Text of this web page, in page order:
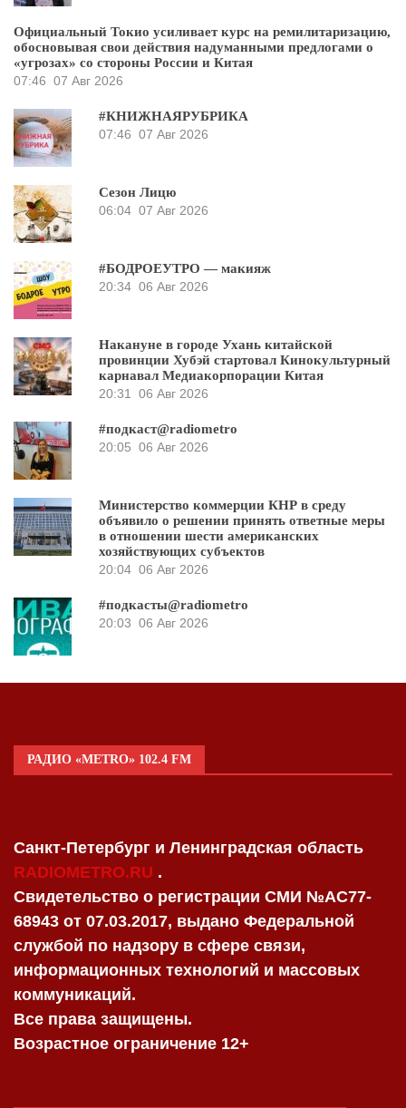
Официальный Токио усиливает курс на ремилитаризацию,
обосновывая свои действия надуманными предлогами о
«угрозах» со стороны России и Китая
07:46 07 Авг 2026
#КНИЖНАЯРУБРИКА
07:46 07 Авг 2026
Сезон Лицю
06:04 07 Авг 2026
#БОДРОЕУТРО — макияж
20:34 06 Авг 2026
Накануне в городе Ухань китайской
провинции Хубэй стартовал Кинокультурный
карнавал Медиакорпорации Китая
20:31
06 Авг 2026
#подкаст@radiometro
20:05 06 Авг 2026
Министерство коммерции КНР в среду
объявило о решении принять ответные меры
в отношении шести американских
хозяйствующих субъектов
20:04 06 Авг 2026
#подкасты@radiometro
20:03 06 Авг 2026
РАДИО «METRO» 102.4 FM
Санкт-Петербург и Ленинградская область
RADIOMETRO.RU .
Свидетельство о регистрации СМИ №AC77-
68943 от 07.03.2017, выдано Федеральной
службой по надзору в сфере связи,
информационных технологий и массовых
коммуникаций.
Все права защищены.
Возрастное ограничение 12+